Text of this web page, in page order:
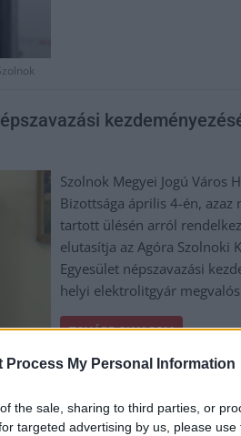
Process My Personal Information
the sale, sharing to third parties, or
targeted advertising by us, please
Szolnok Megyei Jogú Város
Bizottsága április 4-én, azaz
tartott ülésén arról
elutasítja az Agóra Szolnoki
Egyesület népszavazási
helyi elektrolitgyár
TOVÁBB OLVASOM